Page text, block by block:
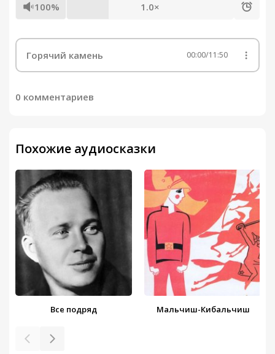
100% 1.0×
Горячий камень 00:00/11:50
0 комментариев
Похожие аудиосказки
Все подряд Мальчиш-Кибальчиш